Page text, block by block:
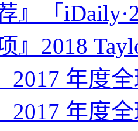
』「
』2018
2017 年度
2017 年度